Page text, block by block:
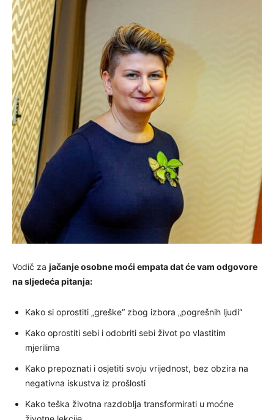
Vodič za jačanje osobne moći empata dat će vam odgovore
na sljedeća pitanja:
Kako si oprostiti „greške“ zbog izbora „pogrešnih ljudi“
Kako oprostiti sebi i odobriti sebi život po vlastitim
mjerilima
Kako prepoznati i osjetiti svoju vrijednost, bez obzira na
negativna iskustva iz prošlosti
Kako teška životna razdoblja transformirati u moćne